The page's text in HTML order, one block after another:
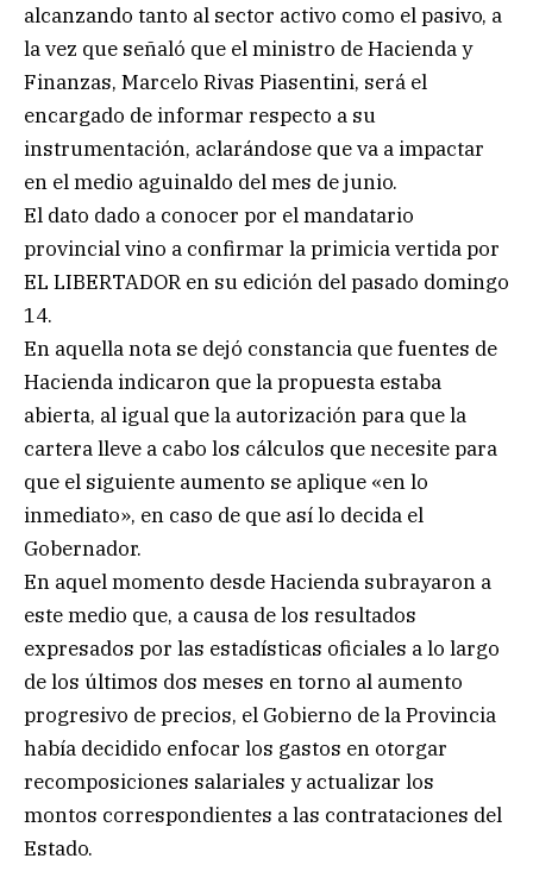
alcanzando tanto al sector activo como el pasivo, a
la vez que señaló que el ministro de Hacienda y
Finanzas, Marcelo Rivas Piasentini, será el
encargado de informar respecto a su
instrumentación, aclarándose que va a impactar
en el medio aguinaldo del mes de junio.
El dato dado a conocer por el mandatario
provincial vino a confirmar la primicia vertida por
EL LIBERTADOR en su edición del pasado domingo
14.
En aquella nota se dejó constancia que fuentes de
Hacienda indicaron que la propuesta estaba
abierta, al igual que la autorización para que la
cartera lleve a cabo los cálculos que necesite para
que el siguiente aumento se aplique «en lo
inmediato», en caso de que así lo decida el
Gobernador.
En aquel momento desde Hacienda subrayaron a
este medio que, a causa de los resultados
expresados por las estadísticas oficiales a lo largo
de los últimos dos meses en torno al aumento
progresivo de precios, el Gobierno de la Provincia
había decidido enfocar los gastos en otorgar
recomposiciones salariales y actualizar los
montos correspondientes a las contrataciones del
Estado.